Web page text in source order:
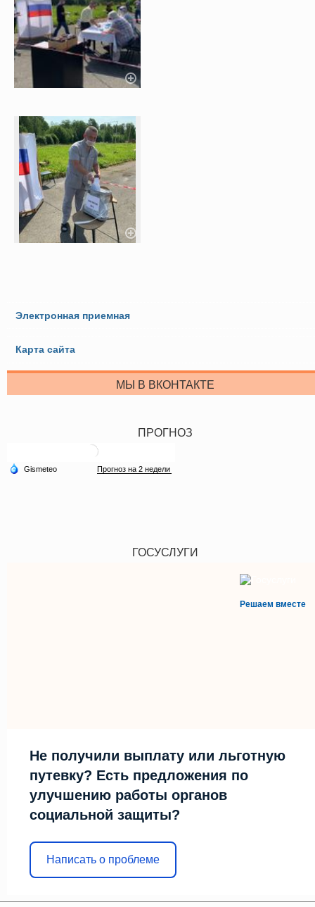
Электронная приемная
Карта сайта
МЫ В ВКОНТАКТЕ
ПРОГНОЗ
ГОСУСЛУГИ
Решаем вместе
Не получили выплату или льготную
путевку? Есть предложения по
улучшению работы органов
социальной защиты?
Написать о проблеме